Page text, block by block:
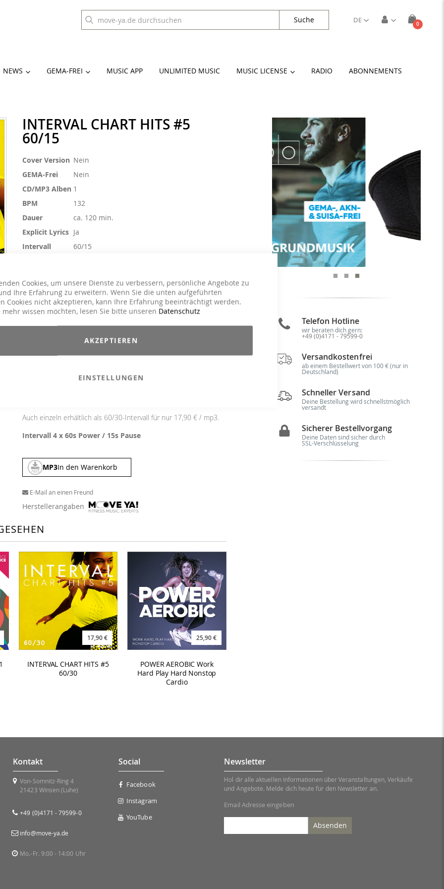
Cookies, um unsere Dienste zu verbessern, persönliche Angebote zu
Ihre Erfahrung zu erweitern. Wenn Sie die unten aufgeführten
Cookies nicht akzeptieren, kann Ihre Erfahrung beeinträchtigt werden.
mehr wissen möchten, lesen Sie bitte unseren Datenschutz
AKZEPTIEREN
EINSTELLUNGEN
Cart
0Artikel
DE
Suche
NEWS GEMA-FREI MUSIC APP UNLIMITED MUSIC MUSIC LICENSE RADIO ABONNEMENTS
INTERVAL CHART HITS #5
60/15
Weitere
Cover Version Nein
GEMA-Frei
Nein
CD/MP3 Alben 1
BPM
132
Dauer
ca. 120 min.
Explicit Lyrics Ja
Intervall
60/15
Sling Training / TRX, Toning / Fatburner / BBP
Genre
Charts Hits / Pop, Dance / Electronic / Club
17,90 €
Inkl. 19% MwSt.,exkl.Versandkosten
Die Compilation liefert das Beste, was die Charts zu bieten haben
Megahits "SNAP", "I´m Good", "Crazy What Love Can Do", "Hold
Auch einzeln erhältlich als 60/30-Intervall für nur 17,90 € / mp3.
Intervall 4 x 60s Power / 15s Pause
MP3In den Warenkorb
E-Mail an einen Freund
Herstellerangaben
17,90 €
INTERVAL CHART HITS #5
60/30
25,90 €
POWER AEROBIC Work
Hard Play Hard Nonstop
Cardio
Telefon Hotline
wir beraten dich gern:
+49 (0)4171 - 79599-0
Versandkostenfrei
ab einem Bestellwert von 100 € (nur in
Deutschland)
Schneller Versand
Deine Bestellung wird schnellstmöglich
versandt
Sicherer Bestellvorgang
Deine Daten sind sicher durch
SSL-Verschlüsselung
Kontakt
Von-Somnitz-Ring 4
21423 Winsen (Luhe)
+49 (0)4171 - 79599-0
info@move-ya.de
Mo.-Fr. 9:00 - 14:00 Uhr
Social
Facebook
Instagram
YouTube
Newsletter
Hol dir alle aktuellen Informationen über Veranstaltungen, Verkäufe
und Angebote. Melde dich heute für den Newsletter an.
Email Adresse eingeben
Absenden